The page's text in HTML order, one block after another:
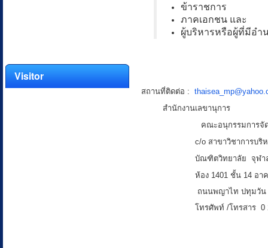
Visitor
ข้าราชการ
ภาคเอกชน และ
ผู้บริหารหรือผู้ที่มีอำ
สถานที่ติดต่อ :
สำนักงานเลขานุการ
คณะอนุกรรมการจัดการควา
c/o สาขาวิชาการบริ
บัณฑิตวิทยาลัย จุฬา
ห้อง 1401 ชั้น 14 อา
ถนนพญาไท ปทุมวัน
โทรศัพท์ /โทรสาร